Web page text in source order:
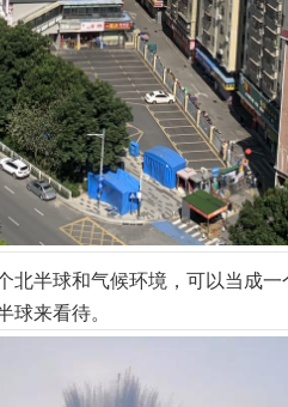
北半球和气候环境，可以当成一
球来看待。